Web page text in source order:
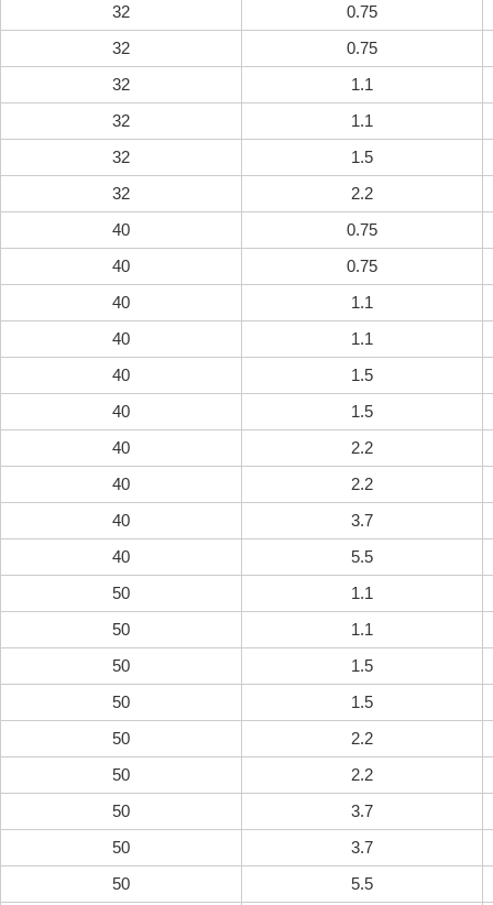
32
0.75
32
0.75
32
1.1
32
1.1
32
1.5
32
2.2
40
0.75
40
0.75
40
1.1
40
1.1
40
1.5
40
1.5
40
2.2
40
2.2
40
3.7
40
5.5
50
1.1
50
1.1
50
1.5
50
1.5
50
2.2
50
2.2
50
3.7
50
3.7
50
5.5